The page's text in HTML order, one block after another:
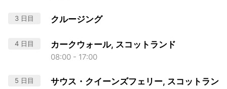
3 日目 クルージング
4 日目 カークウォール, スコットランド
08:00 - 17:00
5 日目
サウス・クイーンズフェリー, スコットラン